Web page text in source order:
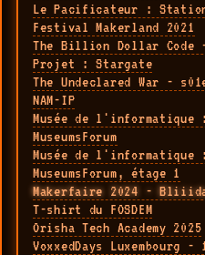
Le Pacificateur :
Festival Makerland 2021
The Billion Dollar Code -
Projet : Stargate
The Undeclared War -
NAM-IP
Musée de l'informatique
MuseumsForum
Musée de l'informatique
MuseumsForum, étage 1
Makerfaire 2024 -
T-shirt du FOSDEM
Orisha Tech Academy 2025
VoxxedDays Luxembourg